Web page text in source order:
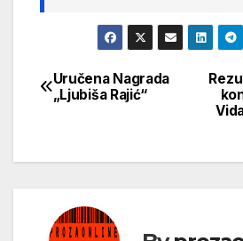
Кретање
Uručena Nagrada
„Ljubiša Rajić“